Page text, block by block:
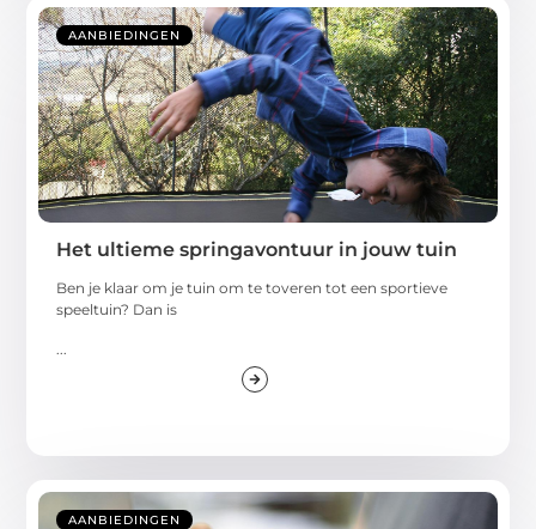
AANBIEDINGEN
Het ultieme springavontuur in jouw tuin
Ben je klaar om je tuin om te toveren tot een sportieve
speeltuin? Dan is
AANBIEDINGEN